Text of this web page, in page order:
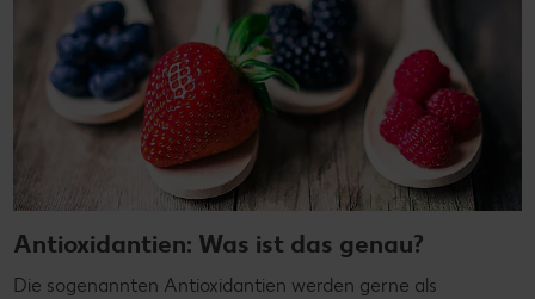
Antioxidantien: Was ist das genau?
Die sogenannten Antioxidantien werden gerne als